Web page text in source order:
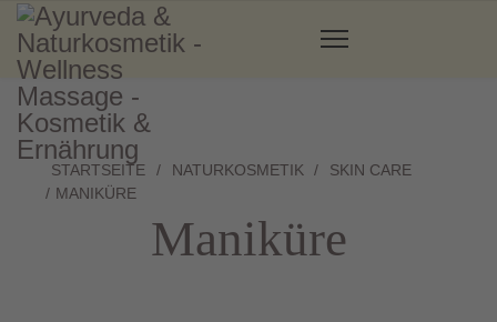
STARTSEITE NATURKOSMETIK
SKIN CARE
MANIKÜRE
Maniküre